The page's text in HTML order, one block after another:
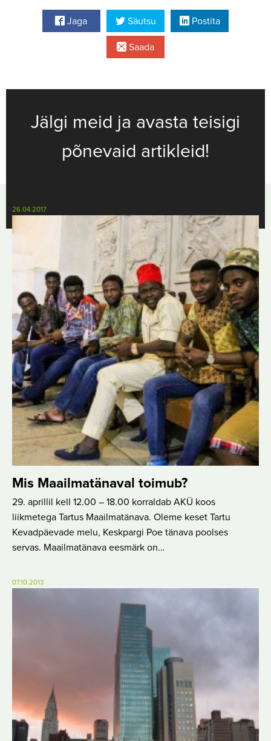
Jaga Säutsu Postita
Saada
Jälgi meid ja avasta teisigi
põnevaid artikleid!
26.04.2017
Mis Maailmatänaval toimub?
29. aprillil kell 12.00 – 18.00 korraldab AKÜ koos
liikmetega Tartus Maailmatänava. Oleme keset Tartu
Kevadpäevade melu, Keskpargi Poe tänava poolses
servas. Maailmatänava eesmärk on…
07.10.2013